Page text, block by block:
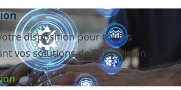
disposition pour toutes
vos solutions de Supervision